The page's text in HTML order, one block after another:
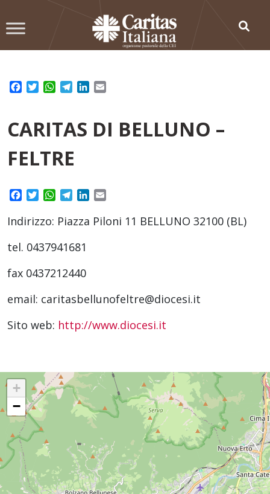
to
Facebook
TwitterWhatsApp
TelegramLinkedIn
CARITAS DI BELLUNO –
FELTRE
Facebook
TwitterWhatsApp
TelegramLinkedIn
Indirizzo: Piazza Piloni 11 BELLUNO 32100 (BL)
tel. 0437941681
fax 0437212440
email: caritasbellunofeltre@diocesi.it
Sito web: http://www.diocesi.it
+
−